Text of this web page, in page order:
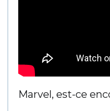
Marvel, est-ce